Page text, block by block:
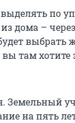
по
дома –
выбрать
там хотите
на пять